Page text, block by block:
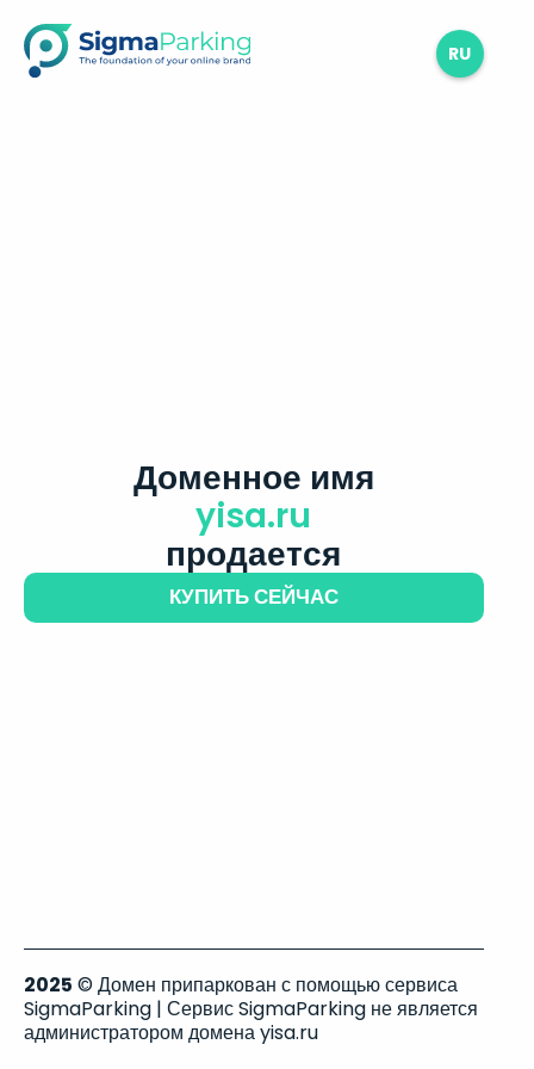
RU
Доменное имя
yisa.ru
продается
КУПИТЬ СЕЙЧАС
2025 © Домен припаркован с помощью сервиса
SigmaParking | Сервис SigmaParking не является
администратором домена yisa.ru